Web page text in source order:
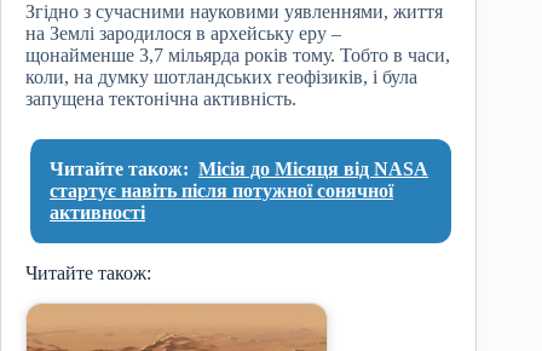
Згідно з сучасними науковими уявленнями, життя
на Землі зародилося в архейську еру –
щонайменше 3,7 мільярда років тому. Тобто в часи,
коли, на думку шотландських геофізиків, і була
запущена тектонічна активність.
Читайте також: Місія до Місяця від NASA
стартує навіть після потужної сонячної
активності
Читайте також: